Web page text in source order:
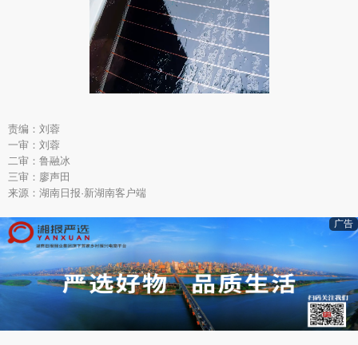
责编：刘蓉
一审：刘蓉
二审：鲁融冰
三审：廖声田
来源：湖南日报·新湖南客户端
广告